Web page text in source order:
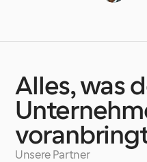
Alles,was
Unsere Partner